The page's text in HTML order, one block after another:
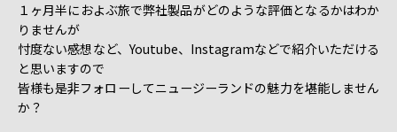
１ヶ月半におよぶ旅で弊社製品がどのような評価となるかはわか
りませんが
忖度ない感想など、Youtube、Instagramなどで紹介いただける
と思いますので
皆様も是非フォローしてニュージーランドの魅力を堪能しません
か？